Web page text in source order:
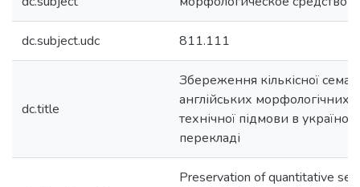
dc.subject.udc 811.111
dc.title
Збереження кількісної
англійських морфологічних
технічної підмови в
перекладі
Preservation of quantitative